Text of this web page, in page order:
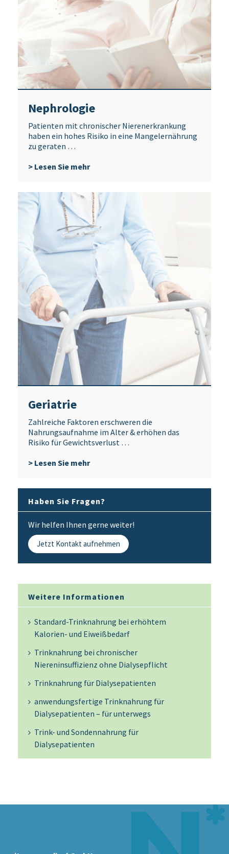
Nephrologie
Patienten mit chronischer Nierenerkrankung
haben ein hohes Risiko in eine Mangelernährung
zu geraten …
> Lesen Sie mehr
Geriatrie
Zahlreiche Faktoren erschweren die
Nahrungsaufnahme im Alter & erhöhen das
Risiko für Gewichtsverlust …
> Lesen Sie mehr
Haben Sie Fragen?
Wir helfen Ihnen gerne weiter!
Jetzt Kontakt aufnehmen
Weitere Informationen
Standard-Trinknahrung bei erhöhtem
Kalorien- und Eiweißbedarf
Trinknahrung bei chronischer
Niereninsuffizienz ohne Dialysepflicht
Trinknahrung für Dialysepatienten
anwendungsfertige Trinknahrung für
Dialysepatienten – für unterwegs
Trink- und Sondennahrung für
Dialysepatienten